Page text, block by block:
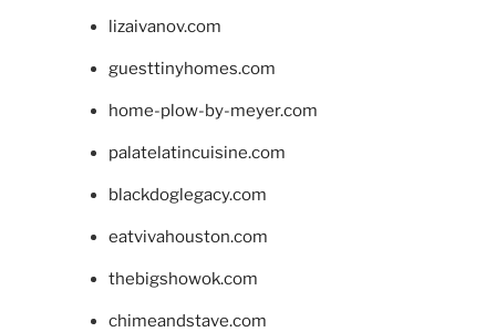
lizaivanov.com
guesttinyhomes.com
home-plow-by-meyer.com
palatelatincuisine.com
blackdoglegacy.com
eatvivahouston.com
thebigshowok.com
chimeandstave.com